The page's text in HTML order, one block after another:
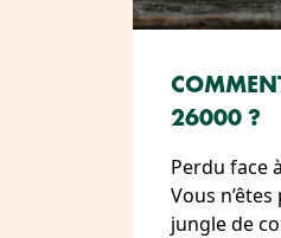
26000 ?
Perdu face
Vous
jungle de